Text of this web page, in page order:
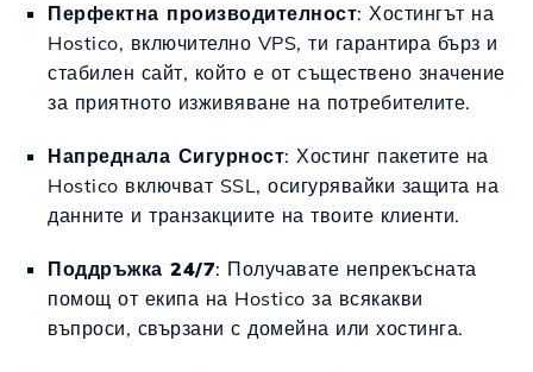
Перфектна производителност: Хостингът на
Hostico, включително VPS, ти гарантира бърз и
стабилен сайт, който е от съществено значение
за приятното изживяване на потребителите.
Напреднала Сигурност: Хостинг пакетите на
Hostico включват SSL, осигурявайки защита на
данните и транзакциите на твоите клиенти.
Поддръжка 24/7: Получавате непрекъсната
помощ от екипа на Hostico за всякакви
въпроси, свързани с домейна или хостинга.